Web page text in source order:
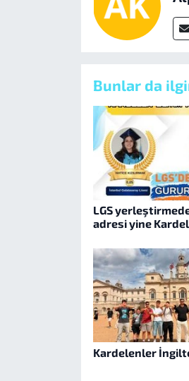
Bunlar da
LGS
adresi yine
Kardelenler